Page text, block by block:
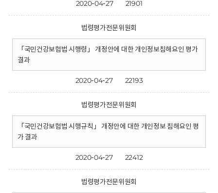
2020-04-27 21901
법령평가전문위원회
「국민건강보험법 시행령」 개정안에 대한 개인정보침해요인 평가
결과
2020-04-27 22193
법령평가전문위원회
「국민건강보험법 시행규칙」 개정안에 대한 개인정보 침해요인 평
가 결과
2020-04-27 22412
법령평가전문위원회